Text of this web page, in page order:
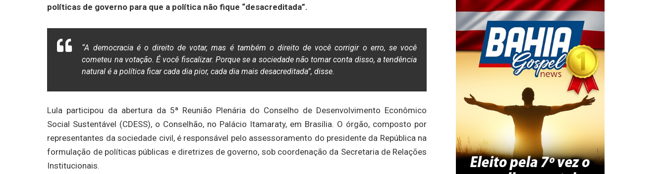
políticas de governo para que a política não fique “desacreditada”.
“A democracia é o direito de votar, mas é também o direito de você corrigir o erro, se você
cometeu na votação. É você fiscalizar. Porque se a sociedade não tomar conta disso, a tendência
natural é a política ficar cada dia pior, cada dia mais desacreditada”, disse.
Lula participou da abertura da 5ª Reunião Plenária do Conselho de Desenvolvimento Econômico
Social Sustentável (CDESS), o Conselhão, no Palácio Itamaraty, em Brasília. O órgão, composto por
representantes da sociedade civil, é responsável pelo assessoramento do presidente da República na
formulação de políticas públicas e diretrizes de governo, sob coordenação da Secretaria de Relações
Institucionais.